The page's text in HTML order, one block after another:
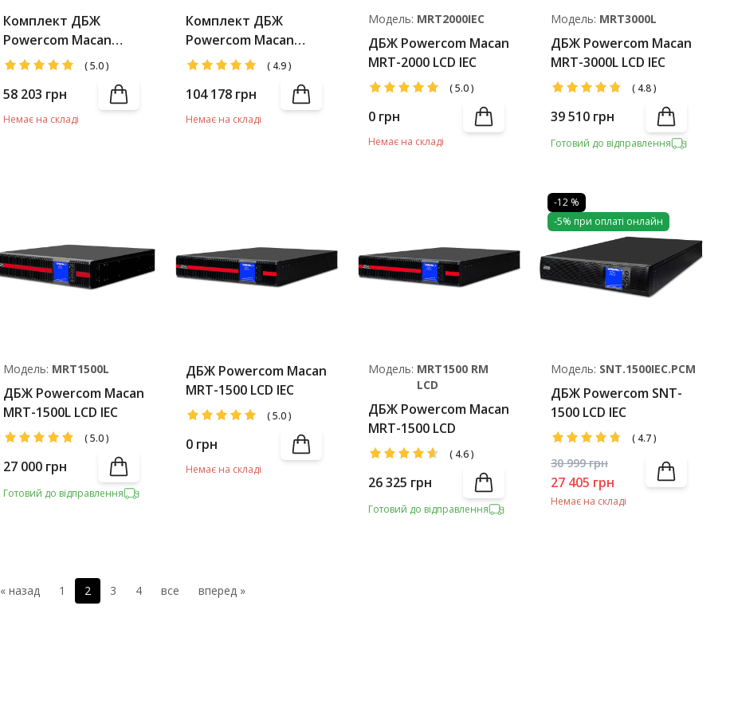
Комплект ДБЖ
Powercom Macan
MRT-2000 LCD IEC +
(5.0)
58 203 грн
Немає на складі
Комплект ДБЖ
Powercom Macan
MRT-3000L LCD IEC +
Packs
( 4.9)
104 178 грн
Немає на складі
Модель: MRT2000IEC
ДБЖ Powercom Macan
MRT-2000 LCD IEC
(5.0)
0 грн
Немає на складі
Модель: MRT3000L
ДБЖ Powercom Macan
MRT-3000L LCD IEC
( 4.8)
39 510 грн
Готовий до відправлення
Модель: MRT1500L
ДБЖ Powercom Macan
MRT-1500L LCD IEC
(5.0)
27 000 грн
Готовий до відправлення
ДБЖ Powercom Macan
MRT-1500 LCD IEC
(5.0)
0 грн
Немає на складі
Модель: MRT1500 RM
LCD
ДБЖ Powercom Macan
MRT-1500 LCD
( 4.6)
26 325 грн
Готовий до відправлення
-12 %
-5% при оплаті онлайн
Модель: SNT.1500IEC.PCM
ДБЖ Powercom SNT-
1500 LCD IEC
( 4.7)
30 999грн
27 405 грн
Немає на складі
« назад 1 2 3 4 все вперед »